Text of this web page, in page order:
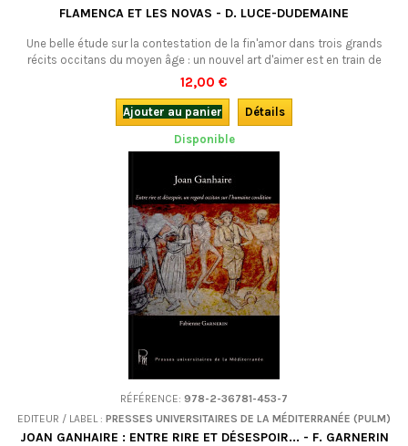
FLAMENCA ET LES NOVAS - D. LUCE-DUDEMAINE
Une belle étude sur la contestation de la fin'amor dans trois grands
récits occitans du moyen âge : un nouvel art d'aimer est en train de
naître, plus orienté vers le bonheur et l'accomplissement amoureux. En
français.
12,00 €
Ajouter au panier
Détails
Disponible
RÉFÉRENCE: 978-2-36781-453-7
EDITEUR / LABEL : PRESSES UNIVERSITAIRES DE LA MÉDITERRANÉE (PULM)
JOAN GANHAIRE : ENTRE RIRE ET DÉSESPOIR... - F. GARNERIN